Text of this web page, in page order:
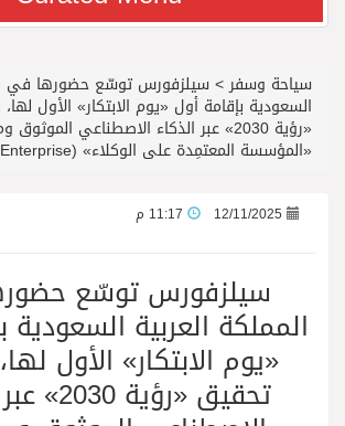
سياحة وسفر> سيلزفورس توسّع حضورها في
السعودية بإقامة أول «يوم الابتكار» الأول
«رؤية 2030» عبر الذكاء الاصطناعي
«المؤسسة المعتمِدة على الوكلاء» (Agentic Enterprise)
12/11/2025
سيلزفورس توسّع
المملكة العربية السعودية
«يوم الابتكار» الأول
تحقيق